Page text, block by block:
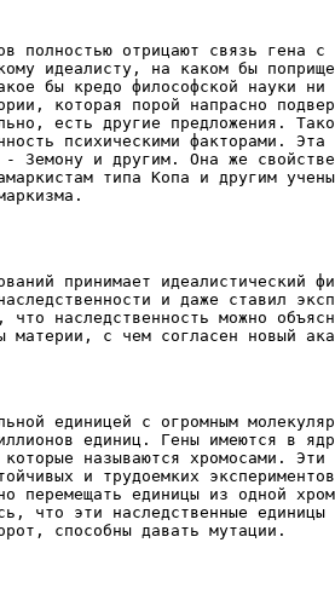
полностью отрицают связь гена с
идеалисту, на каком бы
бы кредо философской науки
которая порой напрасно
есть другие предложения.
психическими факторами. Эта
- Земону и другим. Она же
типа Копа и другим
принимает идеалистический
и даже ставил
наследственность можно
материи, с чем согласен новый
единицей с огромным
единиц. Гены имеются в
называются хромосами. Эти
и трудоемких
перемещать единицы из одной
что эти наследственные
способны давать мутации.